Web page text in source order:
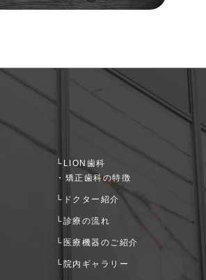
└LION歯科
・矯正歯科の特徴
└ドクター紹介
└診療の流れ
└医療機器のご紹介
└院内ギャラリー